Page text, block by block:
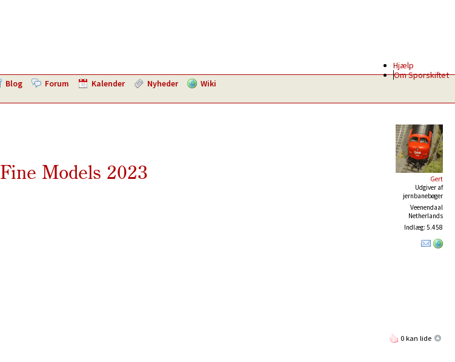
Hjælp
Om Sporskiftet
Blog Forum Kalender Nyheder Wiki
Gert
Udgiver af
jernbanebøger
Veenendaal
Netherlands
Indlæg: 5.458
Fine Models 2023
0 kan lide